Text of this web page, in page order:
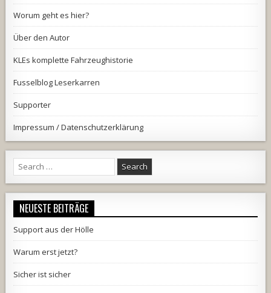
Worum geht es hier?
Über den Autor
KLEs komplette Fahrzeughistorie
Fusselblog Leserkarren
Supporter
Impressum / Datenschutzerklärung
Search
for:
NEUESTE BEITRÄGE
Support aus der Hölle
Warum erst jetzt?
Sicher ist sicher